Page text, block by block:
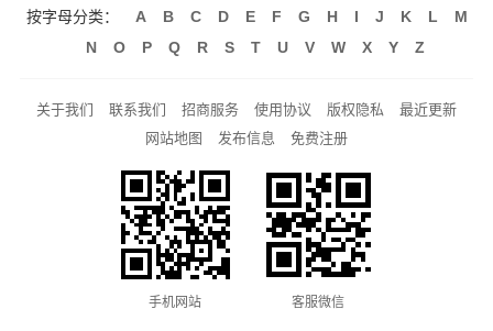
按字母分类： A B C D E F G H I J K L
M
N
O P Q R S T U V W X Y Z
关于我们 联系我们 招商服务 使用协议 版权隐私
最近更新
网站地图
发布信息 免费注册
手机网站 客服微信